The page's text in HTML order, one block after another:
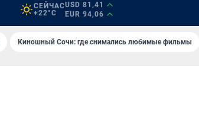
СЕЙЧАС
+22°C
USD 81,41
EUR 94,06
Киношный Сочи: где снимались любимые фильмы